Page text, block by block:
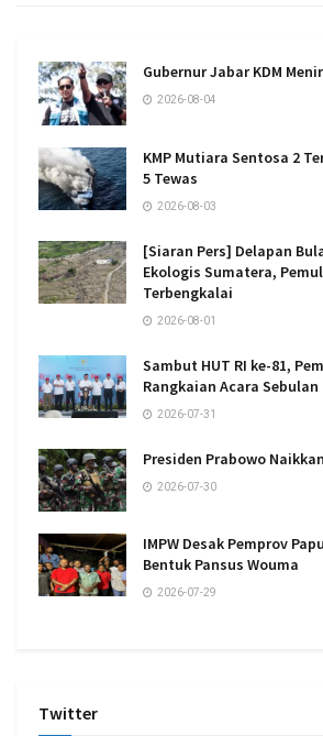
Gubernur Jabar KDM
2026-08-04
KMP Mutiara Sentosa 2
5 Tewas
2026-08-03
[Siaran Pers] Delapan
Ekologis Sumatera,
Terbengkalai
2026-08-01
Sambut HUT RI ke-81,
Rangkaian Acara Sebulan
2026-07-31
Presiden Prabowo
2026-07-30
IMPW Desak Pemprov
Bentuk Pansus Wouma
2026-07-29
Twitter